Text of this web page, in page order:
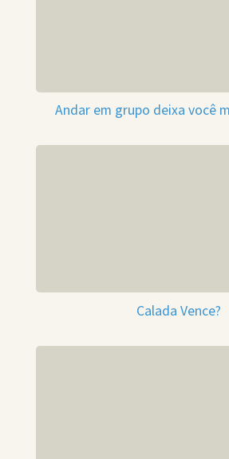
Andar em grupo deixa você
Calada Vence?